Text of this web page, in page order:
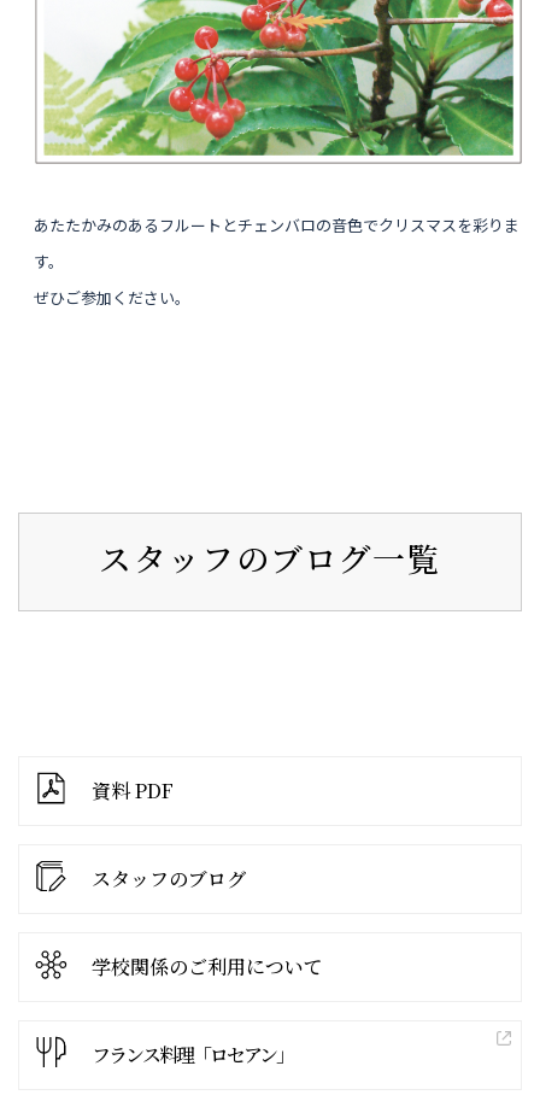
あたたかみのあるフルートとチェンバロの音色でクリスマスを彩りま
す。
ぜひご参加ください。
スタッフのブログ一覧
資料 PDF
スタッフのブログ
学校関係のご利用について
フランス料理「ロセアン」